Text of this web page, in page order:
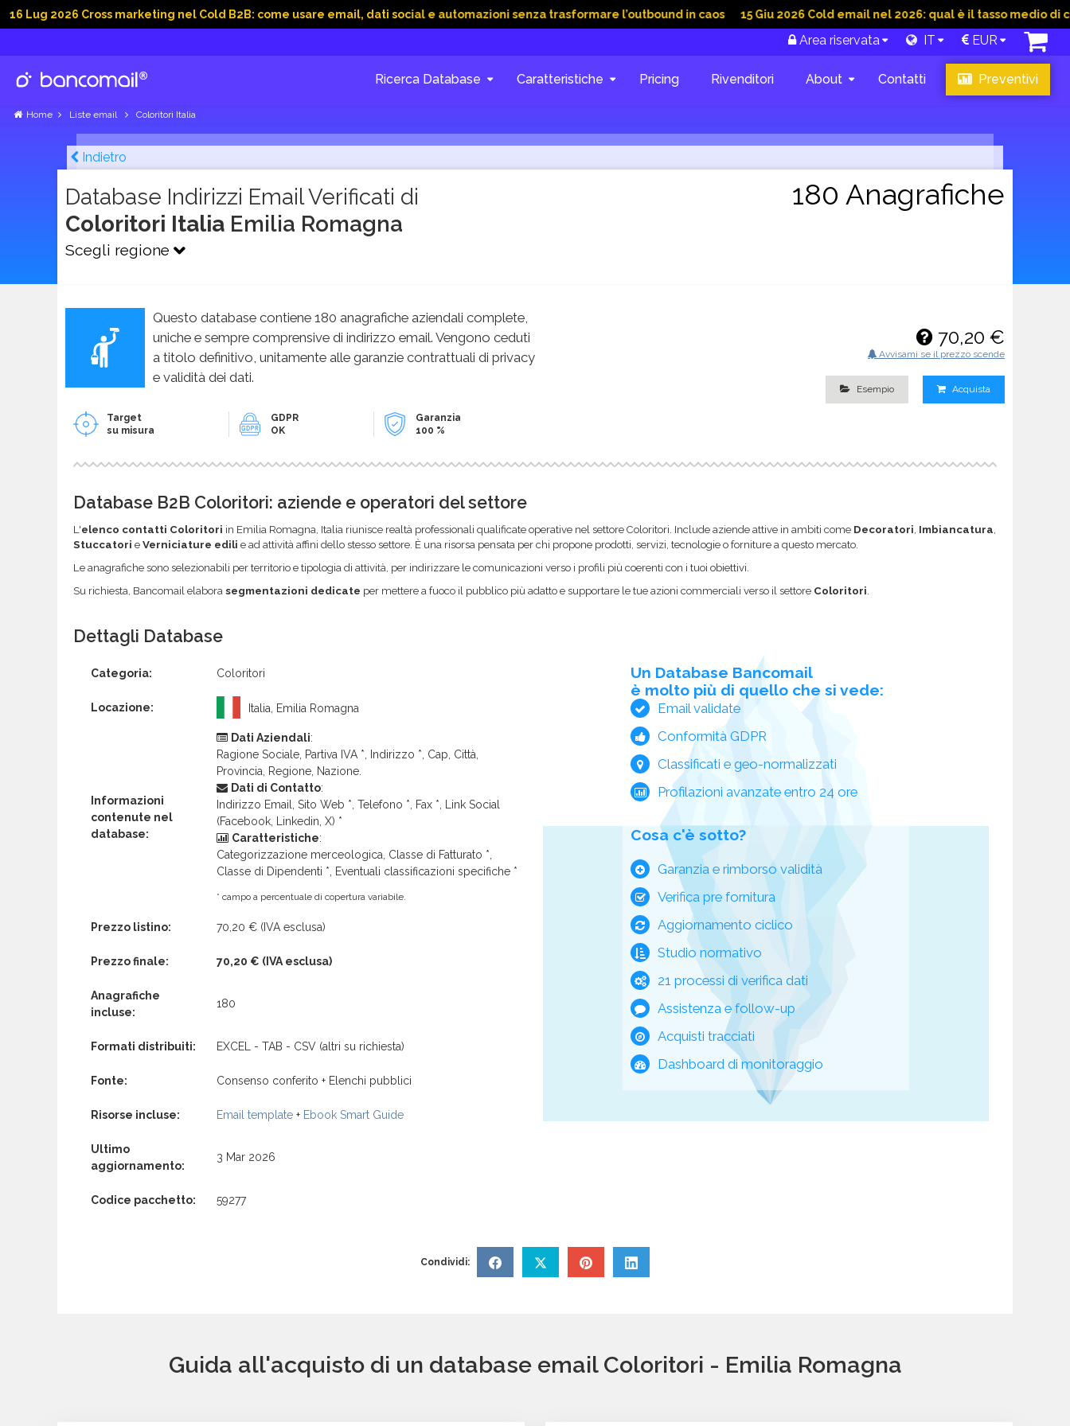
Cross marketing nel Cold B2B: come usare email, dati social e automazioni senza trasformare l’outbound in caos 15 Giu 2026 Cold email nel 2026: qual è il tasso medio di
Area riservata IT EUR
Ricerca Database Caratteristiche Pricing Rivenditori About Contatti Preventivi
Home Liste email Coloritori Italia
Indietro
Database Indirizzi Email Verificati di
Coloritori Italia Emilia Romagna
Scegli regione
180 Anagrafiche
Questo database contiene 180 anagrafiche aziendali complete,
uniche e sempre comprensive di indirizzo email. Vengono ceduti
a titolo definitivo, unitamente alle garanzie contrattuali di privacy
e validità dei dati.
Target
su misura
GDPR
OK
Garanzia
100 %
70,20 €
Avvisami se il prezzo scende
Esempio Acquista
Database B2B Coloritori: aziende e operatori del settore
L'elenco contatti Coloritori in Emilia Romagna, Italia riunisce realtà professionali qualificate operative nel settore Coloritori. Include aziende attive in ambiti come Decoratori Imbiancatura
Stuccatori e Verniciature edili e ad attività affini dello stesso settore. È una risorsa pensata per chi propone prodotti, servizi, tecnologie o forniture a questo mercato.
Le anagrafiche sono selezionabili per territorio e tipologia di attività, per indirizzare le comunicazioni verso i profili più coerenti con i tuoi obiettivi.
Su richiesta, Bancomail elabora segmentazioni dedicate per mettere a fuoco il pubblico più adatto e supportare le tue azioni commerciali verso il settore Coloritori
Dettagli Database
Categoria: Coloritori
Locazione: Italia, Emilia Romagna
Informazioni
contenute nel
database:
Dati Aziendali:
Ragione Sociale, Partiva IVA *, Indirizzo *, Cap, Città,
Provincia, Regione, Nazione.
Dati di Contatto:
Indirizzo Email, Sito Web *, Telefono *, Fax *, Link Social
(Facebook, Linkedin, X) *
Caratteristiche:
Categorizzazione merceologica, Classe di Fatturato *,
Classe di Dipendenti *, Eventuali classificazioni specifiche *
* campo a percentuale di copertura variabile.
Prezzo listino: 70,20 € (IVA esclusa)
Prezzo finale: 70,20 € (IVA esclusa)
Anagrafiche
incluse:
180
Formati distribuiti: EXCEL - TAB - CSV (altri su richiesta)
Fonte: Consenso conferito + Elenchi pubblici
Risorse incluse: Email template + Ebook Smart Guide
Ultimo
aggiornamento:
3 Mar 2026
Codice pacchetto: 59277
Un Database Bancomail
è molto più di quello che si vede:
Email validate
Conformità GDPR
Classificati e geo-normalizzati
Profilazioni avanzate entro 24 ore
Cosa c'è sotto?
Garanzia e rimborso validità
Verifica pre fornitura
Aggiornamento ciclico
Studio normativo
21 processi di verifica dati
Assistenza e follow-up
Acquisti tracciati
Dashboard di monitoraggio
Condividi:
Guida all'acquisto di un database email Coloritori - Emilia Romagna